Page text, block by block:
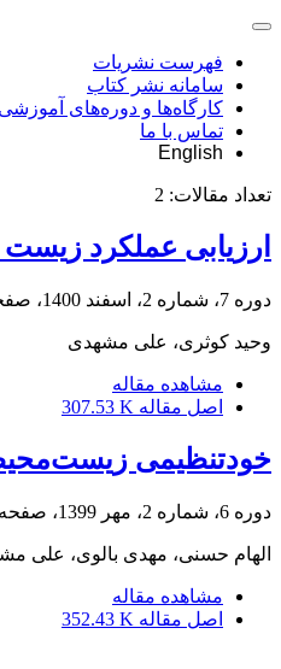
فهرست نشریات
سامانه نشر کتاب
کارگاه‌ها و دوره‌های
تماس با ما
English
تعداد مقالات: 2
ارزیابی عملکرد
دوره 7، شماره 2، اسفند 1400، صفحه
وحید کوثری، علی مشهدی
مشاهده مقاله
اصل مقاله 307.53 K
خود‌تنظیمی
دوره 6، شماره 2، مهر 1399، صفحه
الهام حسنی، مهدی بالوی، علی
مشاهده مقاله
اصل مقاله 352.43 K